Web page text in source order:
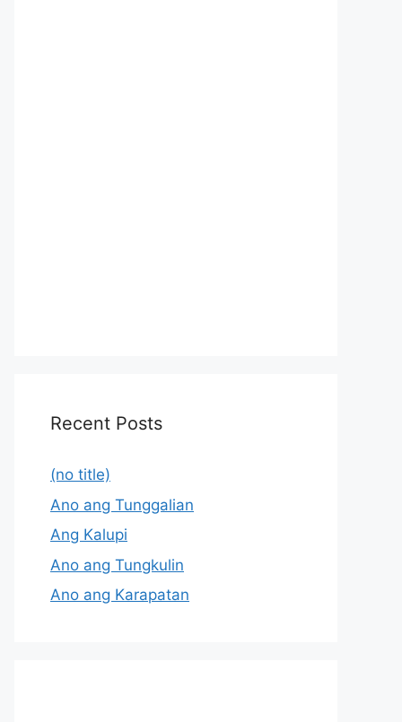
Recent Posts
(no title)
Ano ang Tunggalian
Ang Kalupi
Ano ang Tungkulin
Ano ang Karapatan